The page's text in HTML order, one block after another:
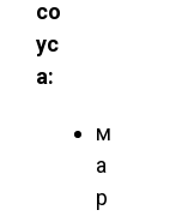
со
ус
а:
м
а
р